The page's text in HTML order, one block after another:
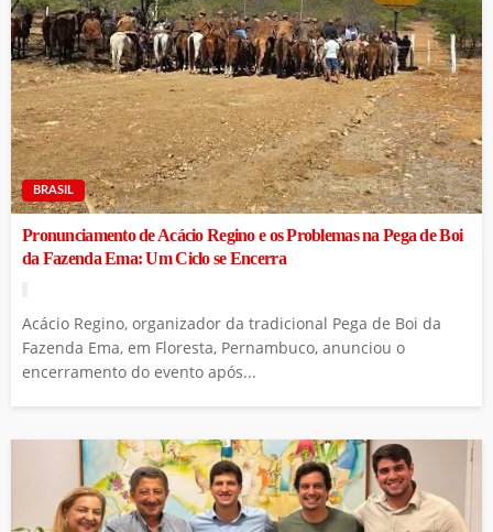
BRASIL
Pronunciamento de Acácio Regino e os Problemas na Pega de Boi
da Fazenda Ema: Um Ciclo se Encerra
Acácio Regino, organizador da tradicional Pega de Boi da
Fazenda Ema, em Floresta, Pernambuco, anunciou o
encerramento do evento após...